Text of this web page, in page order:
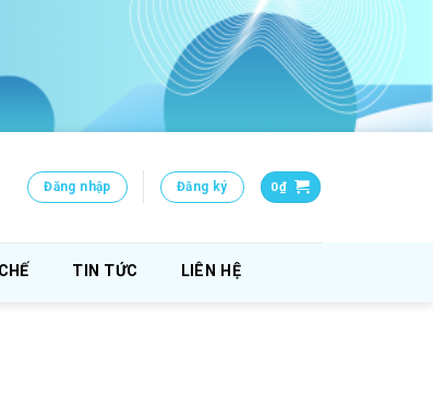
Đăng nhập Đăng ký 0₫
TIN TỨC LIÊN HỆ